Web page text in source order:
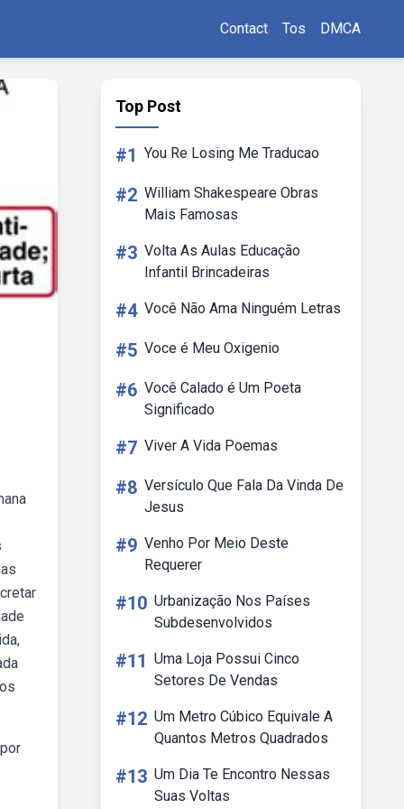
Contact Tos DMCA
Top Post
#1 You Re Losing Me Traducao
#2 William Shakespeare Obras
Mais Famosas
#3 Volta As Aulas Educação
Infantil Brincadeiras
#4 Você Não Ama Ninguém Letras
#5 Voce é Meu Oxigenio
#6 Você Calado é Um Poeta
Significado
#7 Viver A Vida Poemas
#8 Versículo Que Fala Da Vinda De
Jesus
#9 Venho Por Meio Deste
Requerer
#10 Urbanização Nos Países
Subdesenvolvidos
#11 Uma Loja Possui Cinco
Setores De Vendas
#12 Um Metro Cúbico Equivale A
Quantos Metros Quadrados
#13 Um Dia Te Encontro Nessas
Suas Voltas